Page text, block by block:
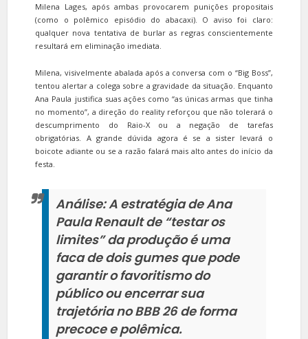
Milena Lages, após ambas provocarem punições propositais
(como o polêmico episódio do abacaxi). O aviso foi claro:
qualquer nova tentativa de burlar as regras conscientemente
resultará em eliminação imediata.
Milena, visivelmente abalada após a conversa com o “Big Boss”,
tentou alertar a colega sobre a gravidade da situação. Enquanto
Ana Paula justifica suas ações como “as únicas armas que tinha
no momento”, a direção do reality reforçou que não tolerará o
descumprimento do Raio-X ou a negação de tarefas
obrigatórias. A grande dúvida agora é se a sister levará o
boicote adiante ou se a razão falará mais alto antes do início da
festa.
Análise:A estratégia de Ana
Paula Renault de “testar os
limites” da produção é uma
faca de dois gumes que pode
garantir o favoritismo do
público ou encerrar sua
trajetória no BBB 26 de forma
precoce e polêmica.